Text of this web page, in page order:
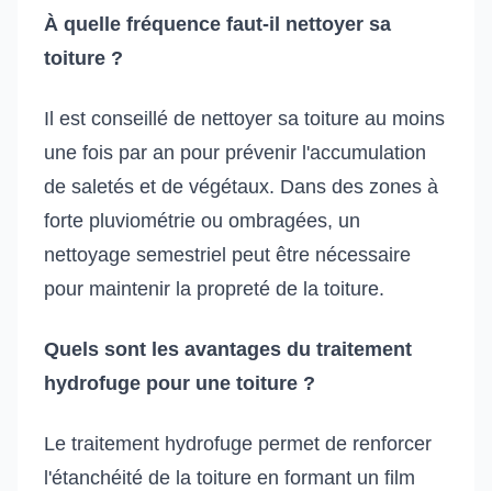
À quelle fréquence faut-il nettoyer sa
toiture ?
Il est conseillé de nettoyer sa toiture au moins
une fois par an pour prévenir l'accumulation
de saletés et de végétaux. Dans des zones à
forte pluviométrie ou ombragées, un
nettoyage semestriel peut être nécessaire
pour maintenir la propreté de la toiture.
Quels sont les avantages du traitement
hydrofuge pour une toiture ?
Le traitement hydrofuge permet de renforcer
l'étanchéité de la toiture en formant un film